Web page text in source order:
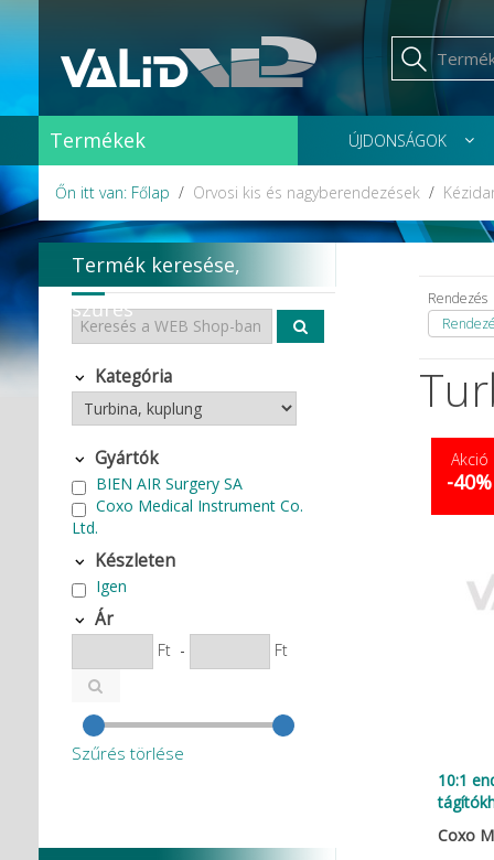
Termékek ÚJDONSÁGOK
Őn itt van: Főlap Orvosi kis és nagyberendezések
Rendezés
Akció
-40%
10:1
Coxo
Termék keresése,
szűrés
Kategória
Gyártók
BIEN AIR Surgery SA
Coxo Medical Instrument Co.
Ltd.
Készleten
Igen
Ár
Ft - Ft
Szűrés törlése